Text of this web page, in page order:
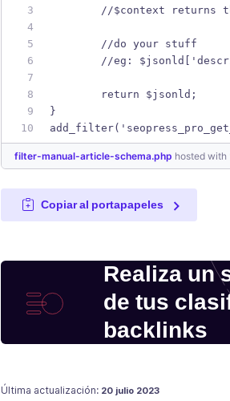
//$context returns
	//do your stuff
//eg:
	return $jsonld;
}
filter-manual-article-schema.php hosted
Copiar al portapapeles
Realiza un
de tus
backlinks
Última actualización: Publicado en
18 julio 2021
20 julio 2023